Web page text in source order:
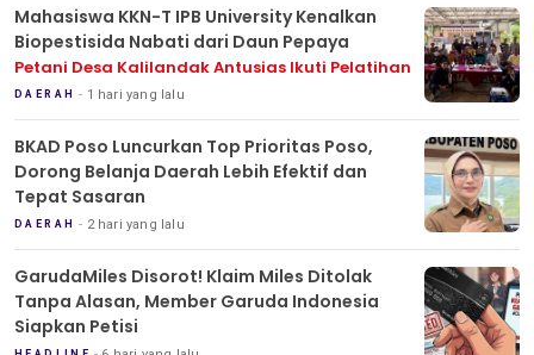
Mahasiswa KKN-T IPB University Kenalkan
Biopestisida Nabati dari Daun Pepaya
Petani Desa Kalilandak Antusias Ikuti Pelatihan
DAERAH 1 hari yang lalu
BKAD Poso Luncurkan Top Prioritas Poso,
Dorong Belanja Daerah Lebih Efektif dan
Tepat Sasaran
DAERAH 2 hari yang lalu
GarudaMiles Disorot! Klaim Miles Ditolak
Tanpa Alasan, Member Garuda Indonesia
Siapkan Petisi